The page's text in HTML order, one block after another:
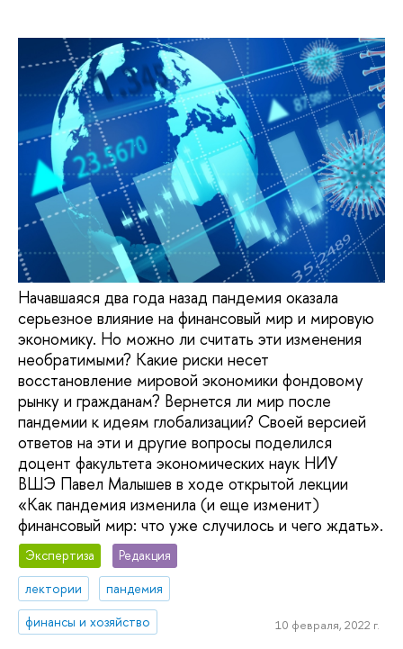
Начавшаяся два года назад пандемия оказала
серьезное влияние на финансовый мир и мировую
экономику. Но можно ли считать эти изменения
необратимыми? Какие риски несет
восстановление мировой экономики фондовому
рынку и гражданам? Вернется ли мир после
пандемии к идеям глобализации? Своей версией
ответов на эти и другие вопросы поделился
доцент факультета экономических наук НИУ
ВШЭ Павел Малышев в ходе открытой лекции
«Как пандемия изменила (и еще изменит)
финансовый мир: что уже случилось и чего ждать».
Экспертиза
Редакция
лектории
пандемия
финансы и хозяйство
10 февраля, 2022 г.